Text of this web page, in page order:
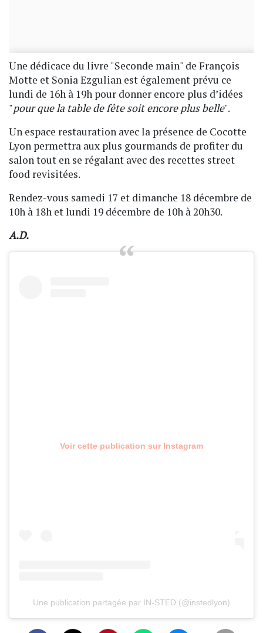
Une dédicace du livre "Seconde main" de François
Motte et Sonia Ezgulian est également prévu ce
lundi de 16h à 19h pour donner encore plus d’idées
"pour que la table de fête soit encore plus belle".
Un espace restauration avec la présence de Cocotte
Lyon permettra aux plus gourmands de profiter du
salon tout en se régalant avec des recettes street
food revisitées.
Rendez-vous samedi 17 et dimanche 18 décembre de
10h à 18h et lundi 19 décembre de 10h à 20h30.
A.D.
Voir cette publication sur Instagram
Une publication partagée par IN-STED (@instedlyon)